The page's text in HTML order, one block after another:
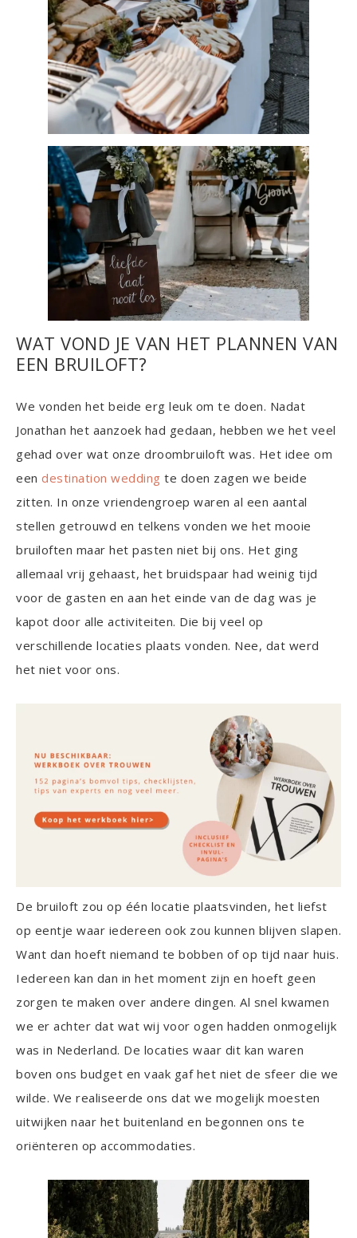
WAT VOND JE VAN HET PLANNEN VAN
EEN BRUILOFT?
We vonden het beide erg leuk om te doen. Nadat
Jonathan het aanzoek had gedaan, hebben we het veel
gehad over wat onze droombruiloft was. Het idee om
een destination wedding te doen zagen we beide
zitten. In onze vriendengroep waren al een aantal
stellen getrouwd en telkens vonden we het mooie
bruiloften maar het pasten niet bij ons. Het ging
allemaal vrij gehaast, het bruidspaar had weinig tijd
voor de gasten en aan het einde van de dag was je
kapot door alle activiteiten. Die bij veel op
verschillende locaties plaats vonden. Nee, dat werd
het niet voor ons.
De bruiloft zou op één locatie plaatsvinden, het liefst
op eentje waar iedereen ook zou kunnen blijven slapen.
Want dan hoeft niemand te bobben of op tijd naar huis.
Iedereen kan dan in het moment zijn en hoeft geen
zorgen te maken over andere dingen. Al snel kwamen
we er achter dat wat wij voor ogen hadden onmogelijk
was in Nederland. De locaties waar dit kan waren
boven ons budget en vaak gaf het niet de sfeer die we
wilde. We realiseerde ons dat we mogelijk moesten
uitwijken naar het buitenland en begonnen ons te
oriënteren op accommodaties.